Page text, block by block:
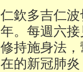
仁欽多吉仁
年。每週六
修持施身法
在的新冠肺